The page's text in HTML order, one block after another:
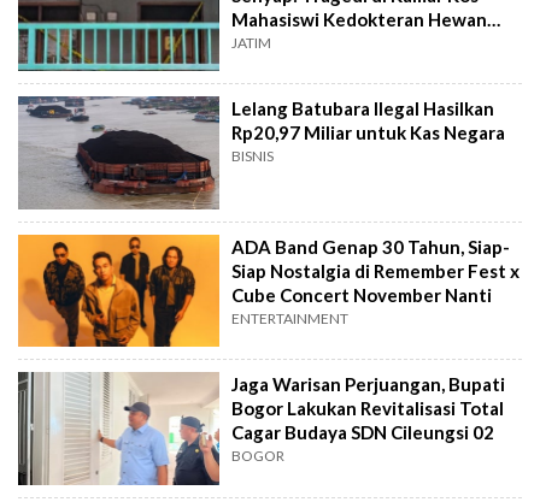
Mahasiswi Kedokteran Hewan
Surabaya
JATIM
Lelang Batubara Ilegal Hasilkan
Rp20,97 Miliar untuk Kas Negara
BISNIS
ADA Band Genap 30 Tahun, Siap-
Siap Nostalgia di Remember Fest x
Cube Concert November Nanti
ENTERTAINMENT
Jaga Warisan Perjuangan, Bupati
Bogor Lakukan Revitalisasi Total
Cagar Budaya SDN Cileungsi 02
BOGOR